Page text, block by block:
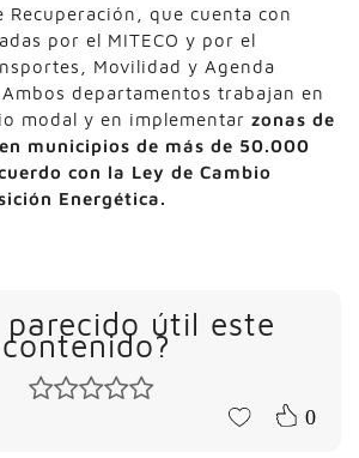
Recuperación, que cuenta con
por el MITECO y por el
Movilidad y Agenda
departamentos trabajan en
modal y en implementar zonas de
municipios de más de 50.000
con la Ley de Cambio
Energética.
parecido útil este
contenido?
0